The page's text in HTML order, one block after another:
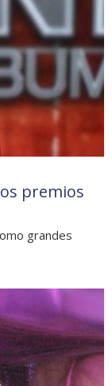
premios
grandes